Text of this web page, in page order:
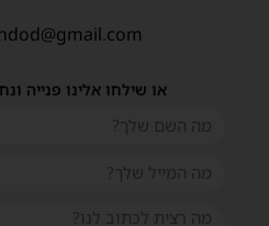
או שילחו אלינו פנייה